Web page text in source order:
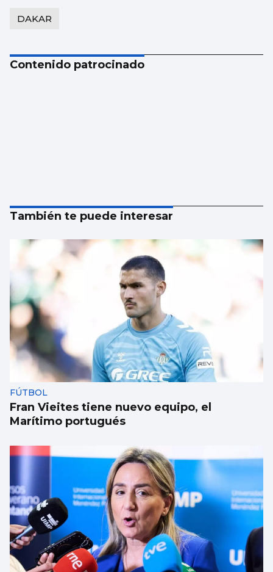
DAKAR
Contenido patrocinado
También te puede interesar
FÚTBOL
Fran Vieites tiene nuevo equipo, el
Marítimo portugués